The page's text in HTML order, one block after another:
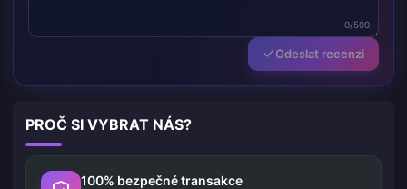
0/500
Odeslat recenzi
PROČ SI VYBRAT NÁS?
100% bezpečné transakce